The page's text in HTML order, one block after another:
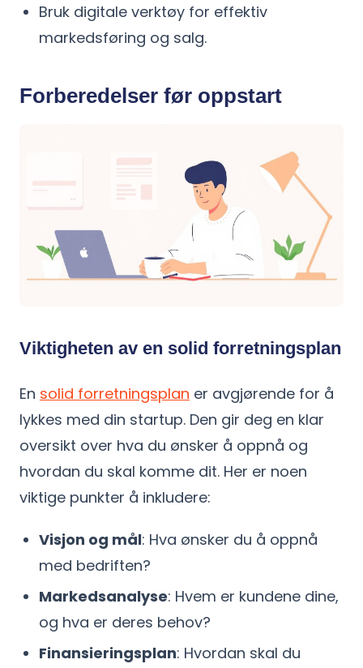
Bruk digitale verktøy for effektiv
markedsføring og salg.
Forberedelser før oppstart
Viktigheten av en solid forretningsplan
En solid forretningsplan er avgjørende for å
lykkes med din startup. Den gir deg en klar
oversikt over hva du ønsker å oppnå og
hvordan du skal komme dit. Her er noen
viktige punkter å inkludere:
Visjon og mål: Hva ønsker du å oppnå
med bedriften?
Markedsanalyse: Hvem er kundene dine,
og hva er deres behov?
Finansieringsplan: Hvordan skal du